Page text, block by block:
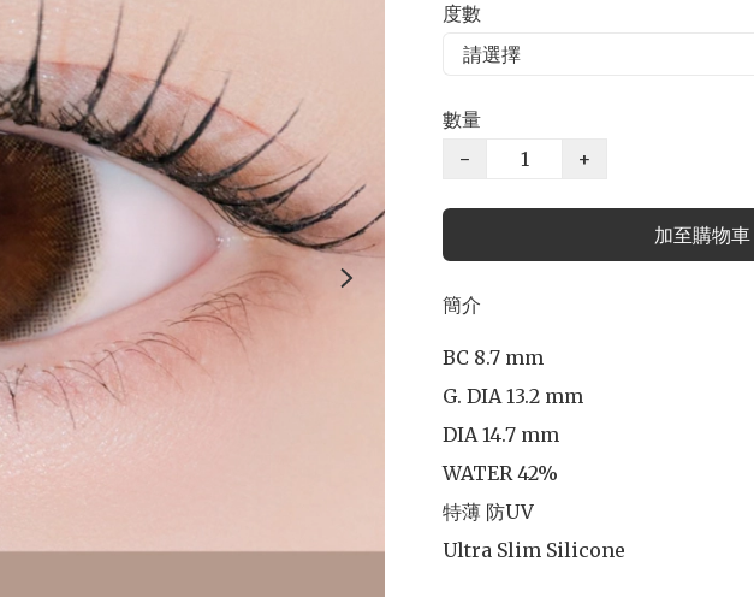
度數
數量
−
+
加至購物車
簡介
BC 8.7 mm
G. DIA 13.2 mm
DIA 14.7 mm
WATER 42%
特薄 防UV
Ultra Slim Silicone